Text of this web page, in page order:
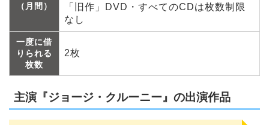
（月間）
「旧作」DVD・すべてのCDは枚数制限
なし
一度に借
りられる
枚数
2枚
主演『ジョージ・クルーニー』の出演作品